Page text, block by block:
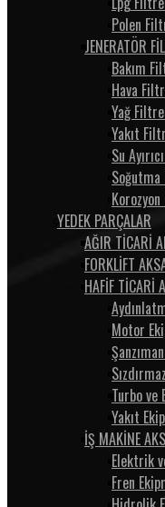
Polen
JENERATÖR
Bakım
Hava
Yağ
Yakıt
Su
YEDEK PARÇALAR
AĞIR TİCARİ
FORKLİFT
HAFİF TİCARİ
Motor
Turbo ve
Yakıt
İŞ MAKİNE
Elektrik
Fren